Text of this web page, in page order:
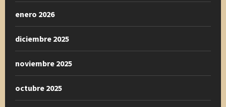
enero 2026
diciembre 2025
noviembre 2025
octubre 2025